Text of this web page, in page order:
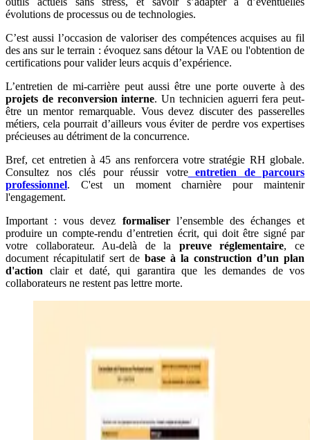
évolutions de processus ou de technologies.
C’est aussi l’occasion de valoriser des compétences acquises au fil
des ans sur le terrain : évoquez sans détour la VAE ou l'obtention de
certifications pour valider leurs acquis d’expérience.
L’entretien de mi-carrière peut aussi être une porte ouverte à des
projets de reconversion interne. Un technicien aguerri fera peut-
être un mentor remarquable. Vous devez discuter des passerelles
métiers, cela pourrait d’ailleurs vous éviter de perdre vos expertises
précieuses au détriment de la concurrence.
Bref, cet entretien à 45 ans renforcera votre stratégie RH globale.
Consultez nos clés pour réussir votre
entretien de parcours
professionnel. C'est un moment charnière pour maintenir
l'engagement.
Important : vous devez formaliserl’ensemble des échanges et
produire un compte-rendu d’entretien écrit, qui doit être signé par
votre collaborateur. Au-delà de la preuve réglementaire, ce
document récapitulatif sert de base à la construction d’un plan
d'action clair et daté, qui garantira que les demandes de vos
collaborateurs ne restent pas lettre morte.